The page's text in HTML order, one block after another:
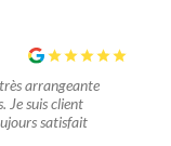
arrangeante
Je suis client
satisfait